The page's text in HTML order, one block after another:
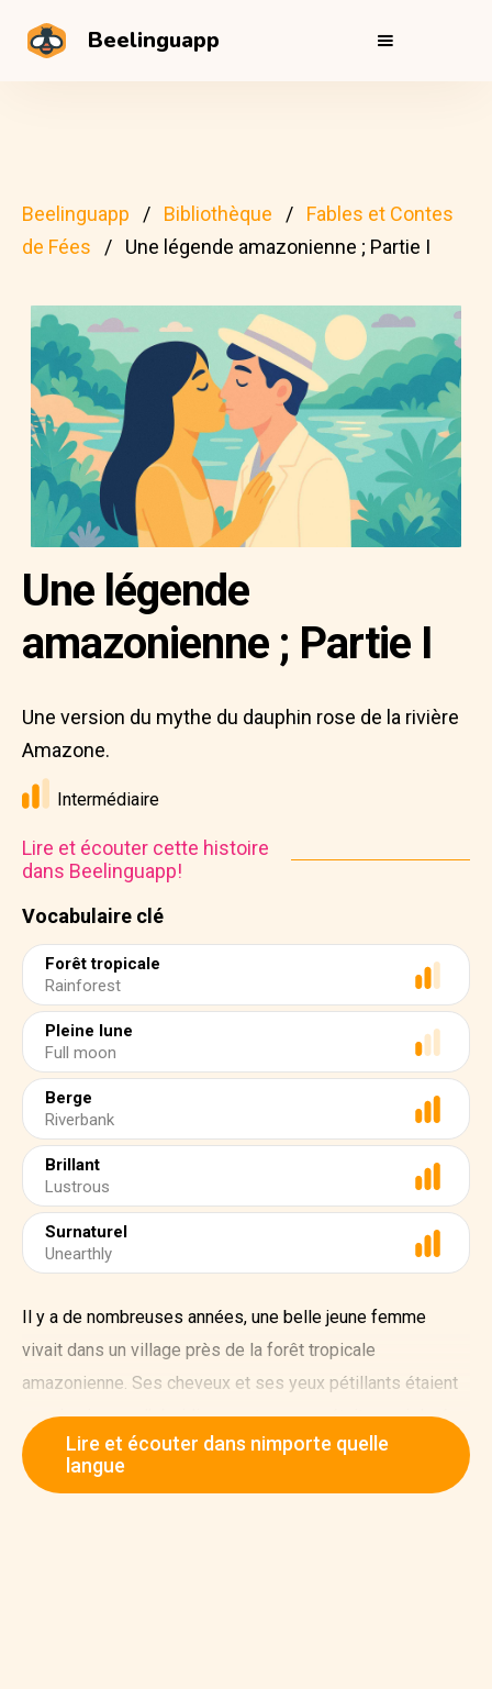
Beelinguapp
Beelinguapp Bibliothèque
Fables et Contes
de Fées
Une légende amazonienne ; Partie I
Vocabulaire clé
Forêt tropicale
Rainforest
Pleine lune
Full moon
Berge
Riverbank
Brillant
Lustrous
Surnaturel
Unearthly
Une légende
amazonienne ; Partie I
Une version du mythe du dauphin rose de la rivière
Amazone.
Intermédiaire
Lire et écouter cette histoire
dans Beelinguapp!
Il y a de nombreuses années, une belle jeune femme
vivait dans un village près de la forêt tropicale
amazonienne. Ses cheveux et ses yeux pétillants étaient
aussi noirs que l'obsidienne, et sa peau était aussi dorée
que le sable. Beaucoup de jeunes hommes voulaient
l'épouser, mais elle les avait tous rejetés.
Lire et écouter dans nimporte quelle
langue